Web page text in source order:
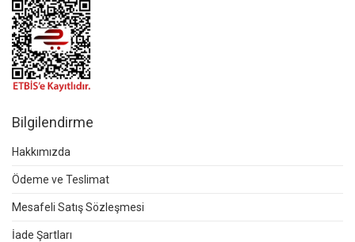
Bilgilendirme
Hakkımızda
Ödeme ve Teslimat
Mesafeli Satış Sözleşmesi
İade Şartları